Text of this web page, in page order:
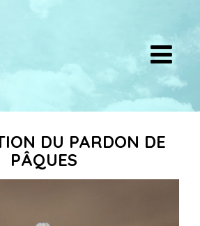
DU PARDON DE
PÂQUES